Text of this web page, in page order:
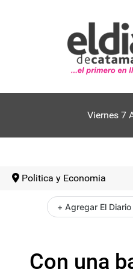
Viernes 7
Politica y Economia
+ Agregar El
Con una